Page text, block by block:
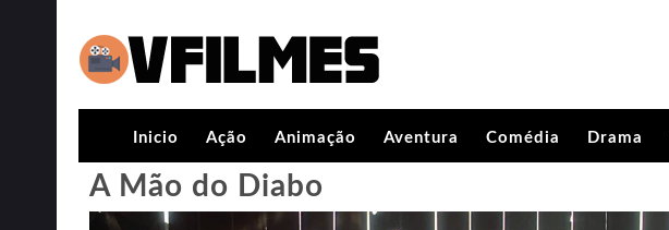
Inicio Ação Animação Aventura Comédia Drama
A Mão do Diabo